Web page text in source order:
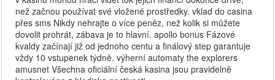
než začnou používat své vložené prostředky. vklad do casina
přes sms Nikdy nehrajte o více peněz, než kolik si můžete
dovolit prohrát, zábava je to hlavní. apollo bonus Fázové
kvaldy začínají již od jednoho centu a finálový step garantuje
vždy 10 vstupenek týdně. výherní automaty the explorers
amusnet Všechna oficiální česká kasina jsou pravidelně